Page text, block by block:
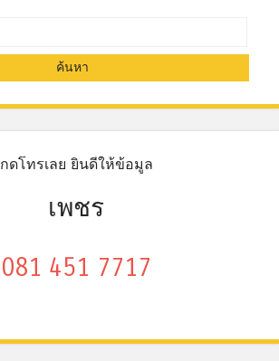
กดโทรเลย ยินดีให้ข้อมูล
เพชร
081 451 7717